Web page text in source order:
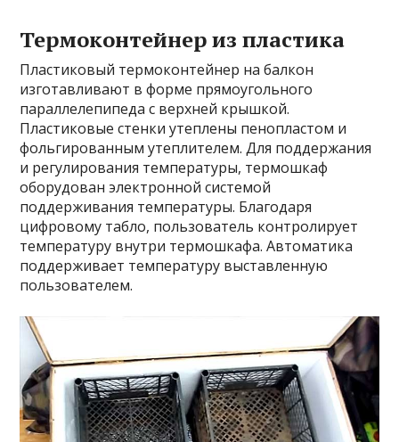
Термоконтейнер из пластика
Пластиковый термоконтейнер на балкон
изготавливают в форме прямоугольного
параллелепипеда с верхней крышкой.
Пластиковые стенки утеплены пенопластом и
фольгированным утеплителем. Для поддержания
и регулирования температуры, термошкаф
оборудован электронной системой
поддерживания температуры. Благодаря
цифровому табло, пользователь контролирует
температуру внутри термошкафа. Автоматика
поддерживает температуру выставленную
пользователем.